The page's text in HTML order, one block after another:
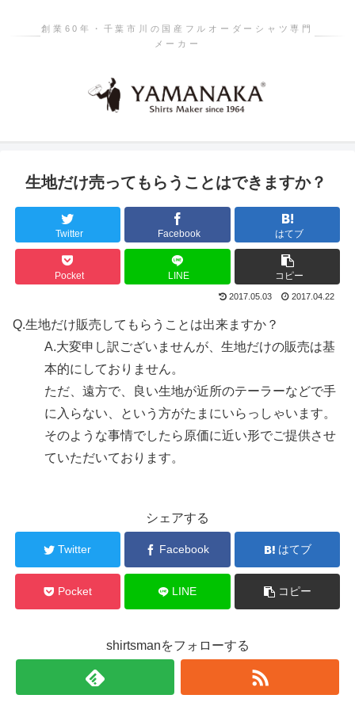
創業60年・千葉市川の国産フルオーダーシャツ専門
メーカー
生地だけ売ってもらうことはできますか？
Twitter Facebook はてブ
Pocket LINE コピー
2017.05.03 2017.04.22
Q.生地だけ販売してもらうことは出来ますか？
A.大変申し訳ございませんが、生地だけの販売は基
本的にしておりません。
ただ、遠方で、良い生地が近所のテーラーなどで手
に入らない、という方がたまにいらっしゃいます。
そのような事情でしたら原価に近い形でご提供させ
ていただいております。
シェアする
Twitter Facebook はてブ
Pocket LINE コピー
shirtsmanをフォローする